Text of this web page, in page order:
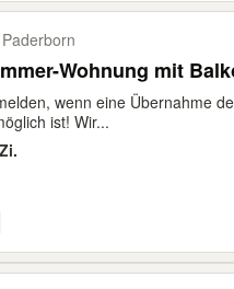
Wohnung mit
wenn eine Übernahme
ist! Wir...